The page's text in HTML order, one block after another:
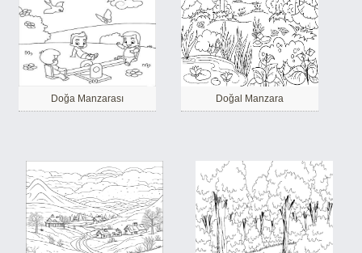
Doğa Manzarası Doğal Manzara